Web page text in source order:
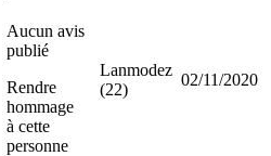
Aucun avis
publié
Rendre
hommage
à cette
personne
Lanmodez
(22)
02/11/2020